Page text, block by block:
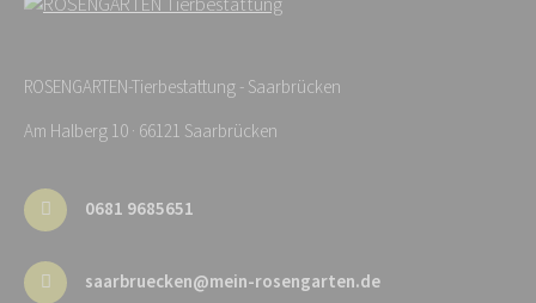
ROSENGARTEN-Tierbestattung - Saarbrücken
Am Halberg 10 · 66121 Saarbrücken
0681 9685651
saarbruecken@mein-rosengarten.de